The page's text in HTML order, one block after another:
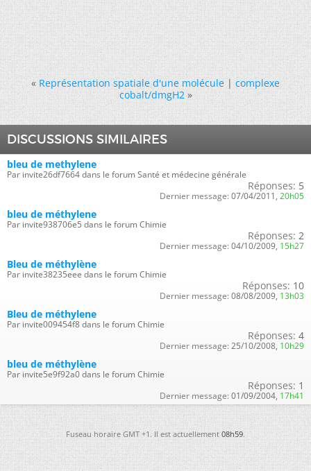
« Représentation spatiale d'une molécule|complexe
cobalt/dmgH2 »
DISCUSSIONS SIMILAIRES
bleu de methylene
Par invite26df7664 dans le forum Santé et médecine générale
Réponses: 5
Dernier message: 07/04/2011, 20h05
bleu de méthylene
Par invite938706e5 dans le forum Chimie
Réponses: 2
Dernier message: 04/10/2009, 15h27
Bleu de méthylène
Par invite38235eee dans le forum Chimie
Réponses: 10
Dernier message: 08/08/2009, 13h03
Bleu de méthylene
Par invite009454f8 dans le forum Chimie
Réponses: 4
Dernier message: 25/10/2008, 10h29
bleu de méthylène
Par invite5e9f92a0 dans le forum Chimie
Réponses: 1
Dernier message: 01/09/2004, 17h41
Fuseau horaire GMT +1. Il est actuellement08h59.